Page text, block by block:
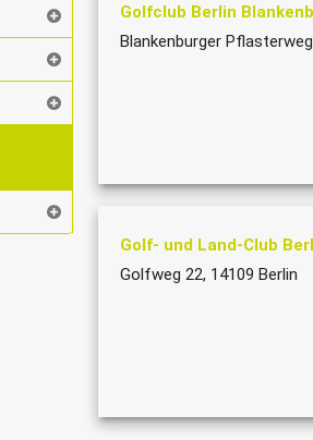
Golfclub Berlin
Blankenburger
Golf- und Land-Club
Golfweg 22, 14109 Berlin